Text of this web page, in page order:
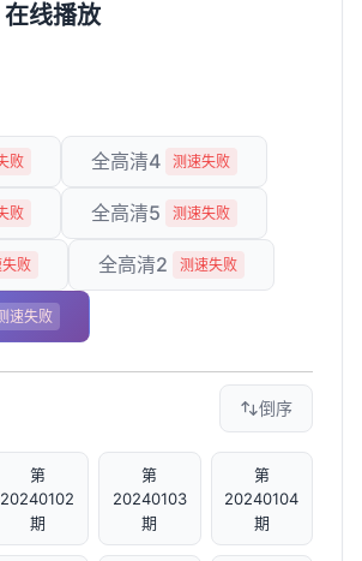
线播放
败 全高清4 测速失败
败 全高清5 测速失败
败 全高清2 测速失败
速失败
倒序
第
20240102
期
第
20240103
期
第
20240104
期